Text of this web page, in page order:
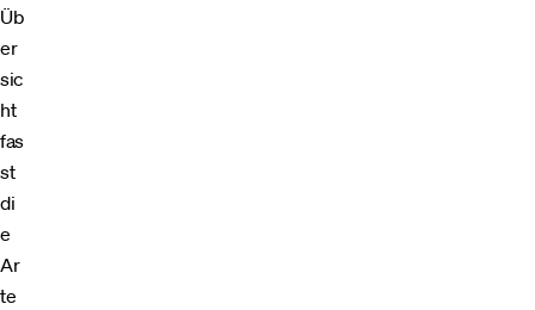
Üb
er
sic
ht
fas
st
di
e
Ar
te